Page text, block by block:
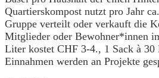
Quartierskompost nutzt pro Jahr
Gruppe verteilt oder verkauft die
Mitglieder oder Bewohner*innen
Liter kostet CHF 3-4., 1 Sack à
Einnahmen werden an Projekte